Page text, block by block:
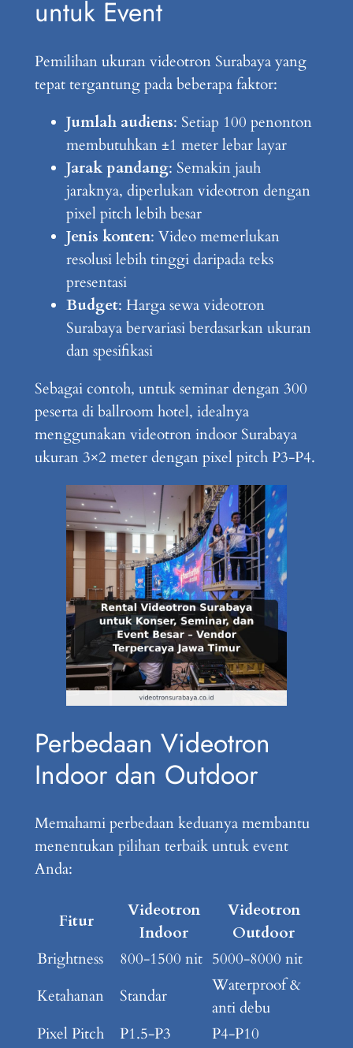
untuk Event
Pemilihan ukuran videotron Surabaya yang
tepat tergantung pada beberapa faktor:
Jumlah audiens: Setiap 100 penonton
membutuhkan ±1 meter lebar layar
Jarak pandang: Semakin jauh
jaraknya, diperlukan videotron dengan
pixel pitch lebih besar
Jenis konten: Video memerlukan
resolusi lebih tinggi daripada teks
presentasi
Budget: Harga sewa videotron
Surabaya bervariasi berdasarkan ukuran
dan spesifikasi
Sebagai contoh, untuk seminar dengan 300
peserta di ballroom hotel, idealnya
menggunakan videotron indoor Surabaya
ukuran 3×2 meter dengan pixel pitch P3-P4.
Perbedaan Videotron
Indoor dan Outdoor
Memahami perbedaan keduanya membantu
menentukan pilihan terbaik untuk event
Anda:
Fitur
Videotron
Indoor
Videotron
Outdoor
Brightness
800-1500 nit 5000-8000 nit
Ketahanan
Standar
Waterproof &
anti debu
Pixel Pitch
P1.5-P3 P4-P10